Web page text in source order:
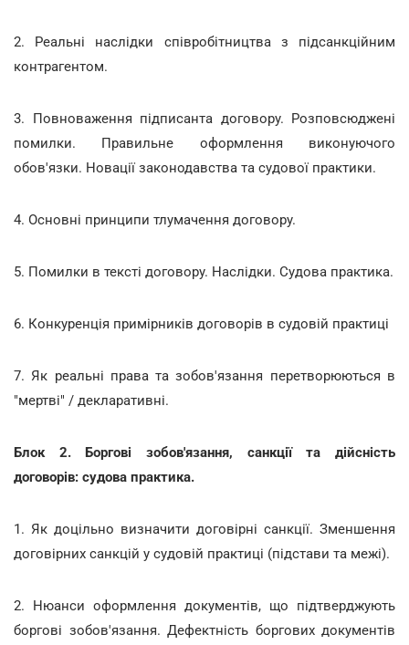
2. Реальні наслідки співробітництва з підсанкційним
контрагентом.
3. Повноваження підписанта договору. Розповсюджені
помилки. Правильне оформлення виконуючого
обов'язки. Новації законодавства та судової практики.
4. Основні принципи тлумачення договору.
5. Помилки в тексті договору. Наслідки. Судова практика.
6. Конкуренція примірників договорів в судовій практиці
7. Як реальні права та зобов'язання перетворюються в
"мертві" / декларативні.
Блок 2. Боргові зобов'язання, санкції та дійсність
договорів: судова практика.
1. Як доцільно визначити договірні санкції. Зменшення
договірних санкцій у судовій практиці (підстави та межі).
2. Нюанси оформлення документів, що підтверджують
боргові зобов'язання. Дефектність боргових документів